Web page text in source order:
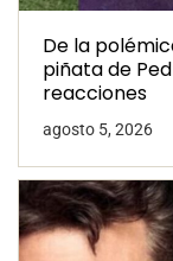
De la
piñata de
reacciones
agosto 5, 2026